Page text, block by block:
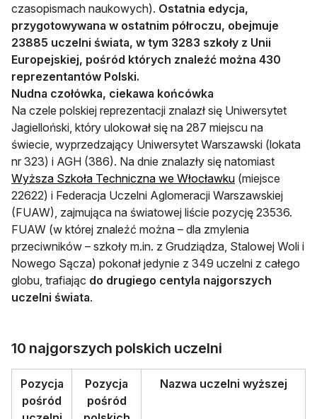
czasopismach naukowych). Ostatnia edycja,
przygotowywana w ostatnim półroczu, obejmuje
23885 uczelni świata, w tym 3283 szkoły z Unii
Europejskiej, pośród których znaleźć można 430
reprezentantów Polski.
Nudna czołówka, ciekawa końcówka
Na czele polskiej reprezentacji znalazł się Uniwersytet
Jagielloński, który ulokował się na 287 miejscu na
świecie, wyprzedzający Uniwersytet Warszawski (lokata
nr 323) i AGH (386). Na dnie znalazły się natomiast
Wyższa Szkoła Techniczna we Włocławku (miejsce
22622) i Federacja Uczelni Aglomeracji Warszawskiej
(FUAW), zajmująca na światowej liście pozycję 23536.
FUAW (w której znaleźć można – dla zmylenia
przeciwników – szkoły m.in. z Grudziądza, Stalowej Woli i
Nowego Sącza) pokonał jedynie z 349 uczelni z całego
globu, trafiając do drugiego centyla najgorszych
uczelni świata.
10 najgorszych polskich uczelni
Pozycja
pośród
Pozycja
pośród
Nazwa uczelni wyższej